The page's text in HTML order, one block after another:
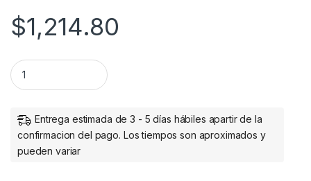
$1,214.80
Manhattan Caja para Mesa 164832, 2 Puertos + 2x USB,
Entrega estimada de 3 - 5 días hábiles apartir de la
confirmacion del pago. Los tiempos son aproximados y
pueden variar